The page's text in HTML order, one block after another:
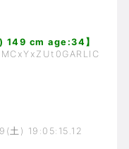
149 cm age:34】
土) 19:05:15.12